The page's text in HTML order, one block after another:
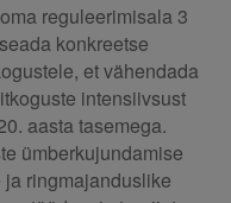
reguleerimisala 3
konkreetse
et vähendada
intensiivsust
aasta tasemega.
ümberkujundamise
ringmajanduslike